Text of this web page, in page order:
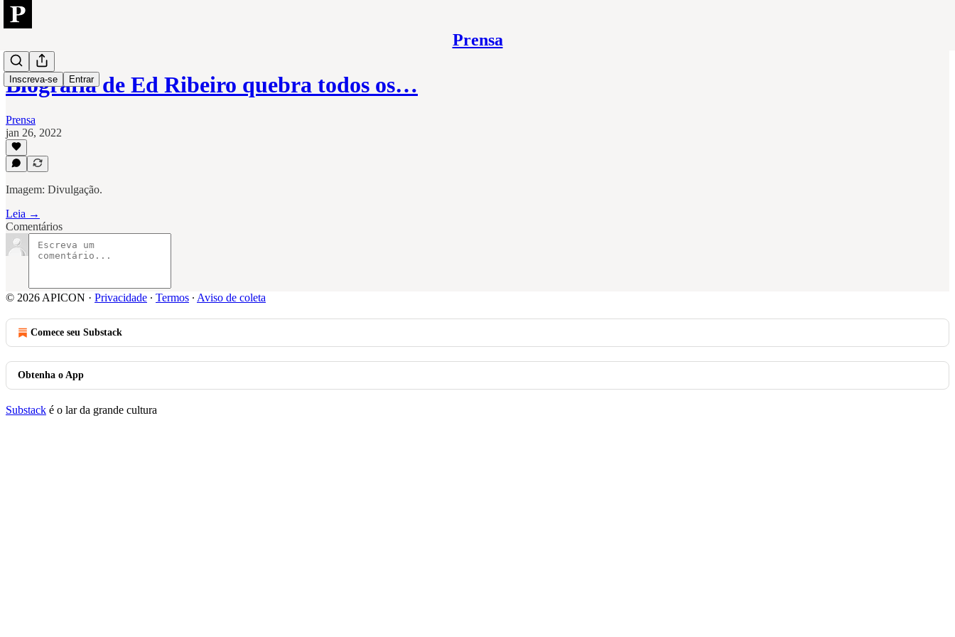
Prensa
Inscreva-se Entrar
Biografia de Ed Ribeiro quebra todos os…
Prensa
jan 26, 2022
Imagem: Divulgação.
Leia →
Comentários
© 2026 APICON · Privacidade ∙ Termos ∙ Aviso de coleta
Comece seu Substack
Obtenha o App
Substack é o lar da grande cultura